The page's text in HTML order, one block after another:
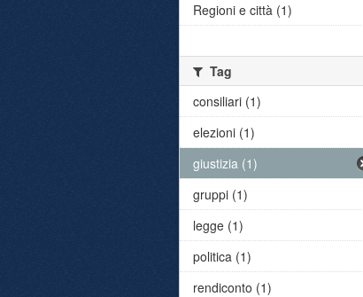
Regioni e città (1)
Tag
consiliari (1)
elezioni (1)
giustizia (1)
gruppi (1)
legge (1)
politica (1)
rendiconto (1)